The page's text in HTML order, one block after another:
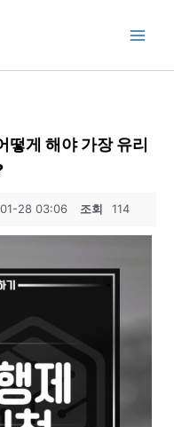
떻게 해야 가장 유리
28 03:06 조회 114